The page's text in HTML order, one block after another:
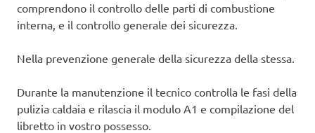
comprendono il controllo delle parti di combustione
interna, e il controllo generale dei sicurezza.
Nella prevenzione generale della sicurezza della stessa.
Durante la manutenzione il tecnico controlla le fasi della
pulizia caldaia e rilascia il modulo A1 e compilazione del
libretto in vostro possesso.